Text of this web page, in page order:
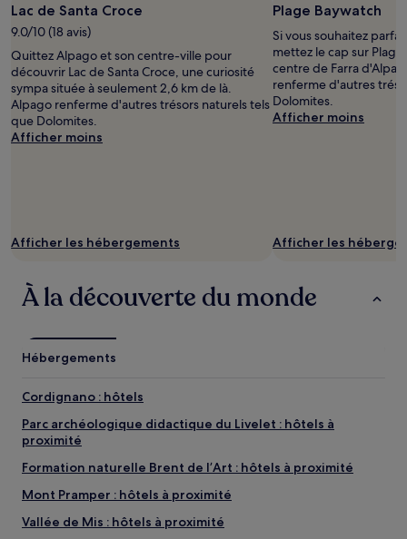
séjour
d’une
pour
2 adultes.
Les
prix
et
la
Des
peuvent
s’appliquer.
Lac de Santa Croce
9.0/10 (18 avis)
Quittez Alpago et son centre-ville pour
découvrir Lac de Santa Croce, une curiosité
sympa située à seulement 2,6 km de là.
Alpago renferme d'autres trésors naturels tels
que Dolomites.
Afficher moins
Afficher les hébergements
Plage Baywatch
Si vous souhaitez
mettez le cap sur
centre de Farra
renferme d'autres
Dolomites.
Afficher moins
Afficher les
À la découverte du monde
Hébergements
Cordignano : hôtels
Parc archéologique didactique du Livelet : hôtels à
proximité
Formation naturelle Brent de l’Art : hôtels à proximité
Mont Pramper : hôtels à proximité
Vallée de Mis : hôtels à proximité